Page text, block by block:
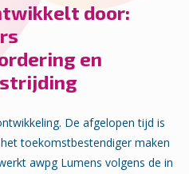
door:
en
De afgelopen tijd is
toekomstbestendiger maken
awpg Lumens volgens de in